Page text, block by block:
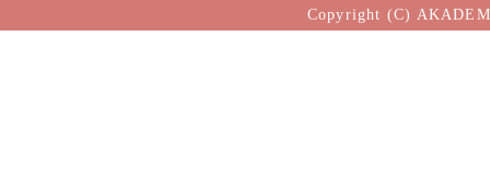
Copyright (C)